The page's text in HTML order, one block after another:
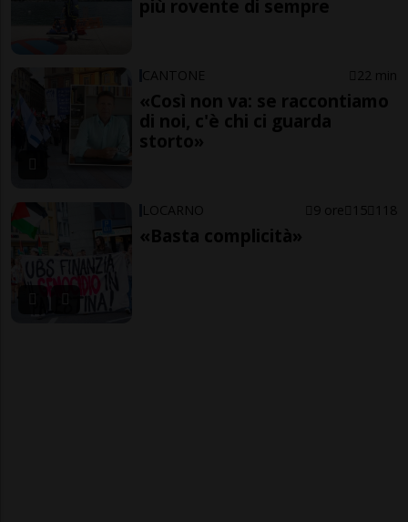
più rovente di sempre
CANTONE 22 min
«Così non va: se raccontiamo
di noi, c'è chi ci guarda
storto»
LOCARNO 9 ore 15 118
«Basta complicità»